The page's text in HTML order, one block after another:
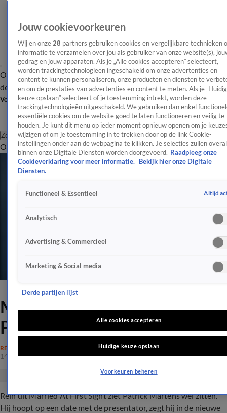
OverzichtAfleveringen Entertainment TV Algemeen
Tip
de redactieNieuwsbrief
Volg Shownieuws
Zoeken
OverzichtEntertainmentSpraakmakendRealityCrimeVideo's
MAFS-Rein heeft oogje op
Patrick Martens
REALITY
14 mrt 2021, 22:05
Rein uit Married At First Sight ziet Patrick Martens wel zitten.
Hij hoopt op een date met de presentator, zegt hij in de nieuwe
Jouw cookievoorkeuren
Wij en onze 28 partners gebruiken cookies en vergelijkbare technieken
informatie te verzamelen over jou als gebruiker van onze website(s),
gedrag en jouw apparaten. Als je „Alle cookies accepteren” selecteert,
worden trackingtechnologieën ingeschakeld om onze advertenties en
content te kunnen personaliseren, onze producten en diensten te
en om de prestaties van advertenties en content te meten. Als je
keuze opslaan” selecteert of je toestemming intrekt, worden deze
trackingtechnologieën uitgeschakeld. We gebruiken dan enkel
essentiële cookies om de website goed te laten functioneren en veilig te
houden. Je kunt dit menu op ieder moment opnieuw openen om je
wijzigen of om je toestemming in te trekken door op de link Cookie-
instellingen onder aan de webpagina te klikken. Je selecties zullen overal
binnen onze Digitale Diensten worden doorgevoerd. Raadpleeg onze
Cookieverklaring voor meer informatie.
Bekijk hier onze Digitale
Diensten.
Functioneel & Essentieel Altijd
Analytisch
Advertising & Commercieel
Marketing & Social media
Derde partijen lijst
Alle cookies accepteren
Huidige keuze opslaan
Voorkeuren beheren